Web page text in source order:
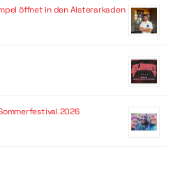
öffnet in den Alsterarkaden
2026